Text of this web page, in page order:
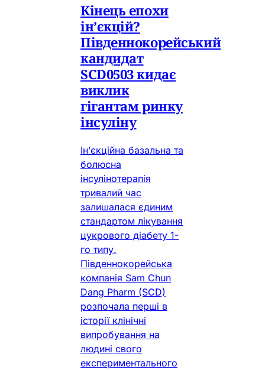
Кінець епохи
ін’єкцій?
Південнокорейський
кандидат
SCD0503 кидає
виклик
гігантам ринку
інсуліну
Ін’єкційна базальна та
болюсна
інсулінотерапія
тривалий час
залишалася єдиним
стандартом лікування
цукрового діабету 1-
го типу.
Південнокорейська
компанія Sam Chun
Dang Pharm (SCD)
розпочала перші в
історії клінічні
випробування на
людині свого
експериментального